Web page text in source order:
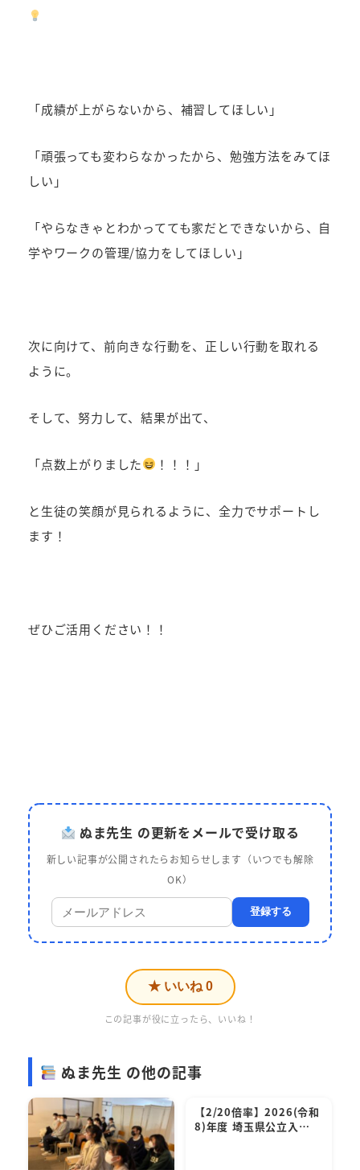
「成績が上がらないから、補習してほしい」
「頑張っても変わらなかったから、勉強方法をみてほ
しい」
「やらなきゃとわかってても家だとできないから、自
学やワークの管理/協力をしてほしい」
次に向けて、前向きな行動を、正しい行動を取れる
ように。
そして、努力して、結果が出て、
「点数上がりました ！！！」
と生徒の笑顔が見られるように、全力でサポートし
ます！
ぜひご活用ください！！
ぬま先生 の更新をメールで受け取る
新しい記事が公開されたらお知らせします（いつでも解除
OK）
登録する
★ いいね 0
この記事が役に立ったら、いいね！
ぬま先生 の他の記事
【2/20倍率】2026(令和
8)年度 埼玉県公立入…